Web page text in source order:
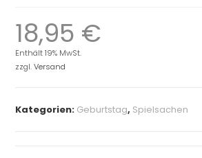
18,95 €
Enthält 19% MwSt.
zzgl.Versand
Kategorien: Geburtstag, Spielsachen